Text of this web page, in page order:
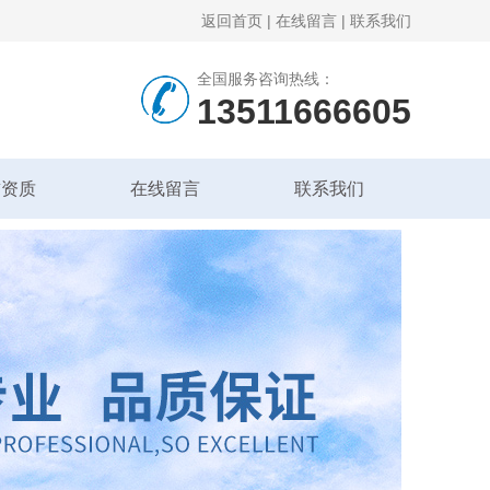
返回首页 | 在线留言 | 联系我们
全国服务咨询热线：
13511666605
质 在线留言 联系我们